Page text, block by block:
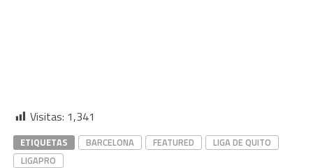
Visitas: 1,341
ETIQUETAS BARCELONA FEATURED
LIGA DE QUITO
LIGAPRO